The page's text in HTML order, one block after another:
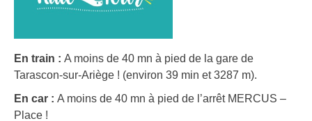
En train : A moins de 40 mn à pied de la gare de
Tarascon-sur-Ariège ! (environ 39 min et 3287 m).
En car : A moins de 40 mn à pied de l’arrêt MERCUS –
Place !